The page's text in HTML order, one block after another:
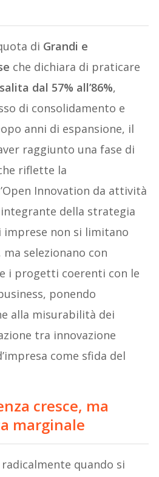
di Grandi e
che dichiara di praticare
dal 57% all’86%,
di consolidamento e
anni di espansione, il
raggiunto una fase di
riflette la
Innovation da attività
della strategia
imprese non si limitano
selezionano con
i progetti coerenti con le
ponendo
alla misurabilità dei
tra innovazione
come sfida del
cresce, ma
marginale
quando si